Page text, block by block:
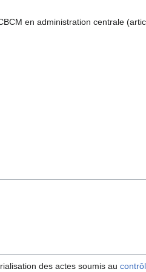
en administration centrale
des actes soumis au